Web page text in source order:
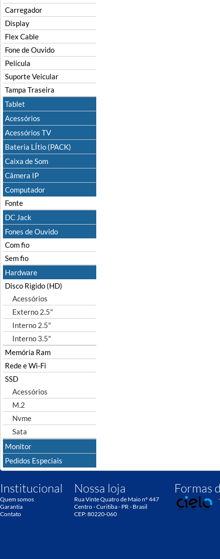
Carregador
Display
Flex Cable
Fone de Ouvido
Película
Suporte Veicular
Tampa Traseira
Tablet
Acessórios
Acessórios TV
Bateria LÍtio (PACK)
Caixa de Som
Câmera IP
Computador
Fonte
DC Jack
Fones de Ouvido
Com fio
Sem fio
Hardware
Disco Rigido (HD)
Acessórios
Externo 2.5"
Interno 2.5"
Interno 3.5"
Memória Ram
Rede e Wi-Fi
SSD
Acessórios
M.2
Nvme
Sata
Monitor
Pedidos Especiais
Institucional
Quem somos
Garantia
Contato
Nossa loja
Rua Vinte Quatro de Maio nº 447
Centro - Curitiba - PR - Brasil
CEP: 80220-060
Formas